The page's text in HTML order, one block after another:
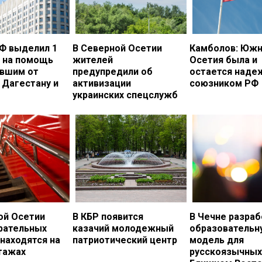
выделил 1
на помощь
от
и
В Северной Осетии
жителей
предупредили об
активизации
украинских спецслужб
Камболов:
Осетия была и
остается
союзником РФ
Осетии
на
В КБР появится
казачий молодежный
патриотический центр
В Чечне
модель для